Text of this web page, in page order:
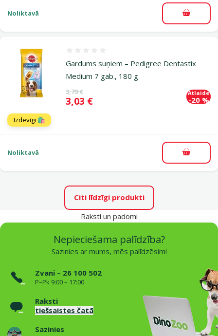
Noliktavā
Gardums suņiem – Pedigree Dentastix
Medium 7 gab., 180 g
Oriģinālā cena
3,79 €
Cena
3,03 €
Atlaide
-20 %
Izdevīgi 🛍️
Noliktavā
Citi līdzīgi produkti
Raksti un padomi
Nepieciešama palīdzība?
Sazinies ar mums, mēs palīdzēsim!
Zvani – 26 100 502
P–Pk 9:00 – 17:00
Raksti
tiešsaistes čatā
Sazinies